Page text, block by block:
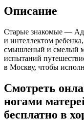
Описание
Старые знакомые —
и интеллектом
смышленый и смелый
испытаний
в Москву, чтобы
Смотреть
ногами
бесплатно в